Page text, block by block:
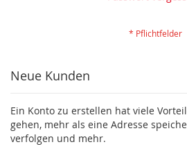
Neue Kunden
Ein Konto zu erstellen hat viele
gehen, mehr als eine Adresse
verfolgen und mehr.